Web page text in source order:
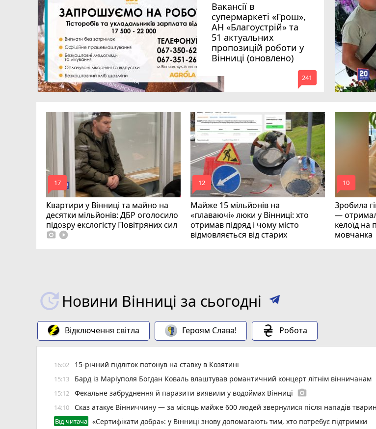
Вакансії в
супермаркеті «Грош»,
АН «Благоустрій» та
51 актуальних
пропозицій роботи у
Вінниці (оновлено)
mode_comment
241
Квартири у Вінниці та майно на
десятки мільйонів: ДБР оголосило
підозру екслогісту Повітряних сил
photo_camera play_circle_filled
mode_comment
17
Майже 15 мільйонів на
«плаваючі» люки у Вінниці: хто
отримав підряд і чому місто
відмовляється від старих
mode_comment
12
Зробила
—
келоїд на
мовчанка
mode_comment
10
Новини Вінниці за сьогодні
Відключення світла Героям Слава! Робота
16:02 15-річний підліток потонув на ставку в Козятині
15:13 Бард із Маріуполя Богдан Коваль влаштував романтичний концерт літнім вінничанам
15:12 Фекальне забруднення й паразити виявили у водоймах Вінниці photo_camera
14:10 Сказ атакує Вінниччину — за місяць майже 600 людей звернулися після нападів тварин
Від читача «Сертифікати добра»: у Вінниці знову допомагають тим, хто потребує підтримки